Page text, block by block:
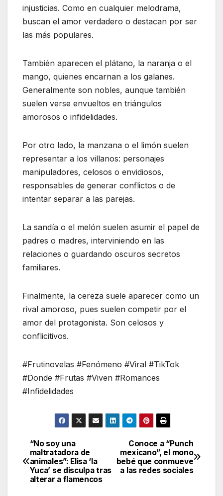
injusticias. Como en cualquier melodrama,
buscan el amor verdadero o destacan por ser
las más populares.
También aparecen el plátano, la naranja o el
mango, quienes encarnan a los galanes.
Generalmente son nobles, aunque también
suelen verse envueltos en triángulos
amorosos o infidelidades.
Por otro lado, la manzana o el limón suelen
representar a los villanos: personajes
manipuladores, celosos o envidiosos,
responsables de generar conflictos o de
intentar separar a las parejas.
La sandía o el melón suelen asumir el papel de
padres o madres, interviniendo en las
relaciones o guardando oscuros secretos
familiares.
Finalmente, la cereza suele aparecer como un
rival amoroso, pues suelen competir por el
amor del protagonista. Son celosos y
conflicitivos.
#Frutinovelas #Fenómeno #Viral #TikTok
#Donde #Frutas #Viven #Romances
#Infidelidades
Navegación
de
Conoce a “Punch
mexicano”, el mono
bebé que conmueve
a las redes sociales
“No soy una
maltratadora de
animales”: Elisa ‘la
Yuca’ se disculpa tras
alterar a flamencos